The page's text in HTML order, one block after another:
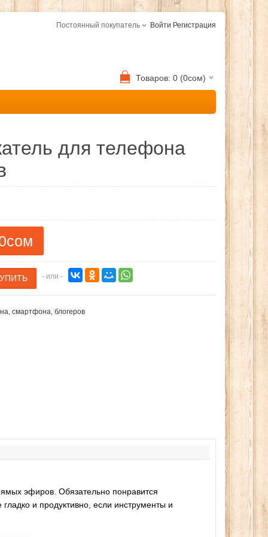
Постоянный покупатель Войти Регистрация
Товаров: 0 (0сом)
обуви
для телефона
- или -
, смартфона, блогеров
эфиров. Обязательно понравится
и продуктивно, если инструменты и